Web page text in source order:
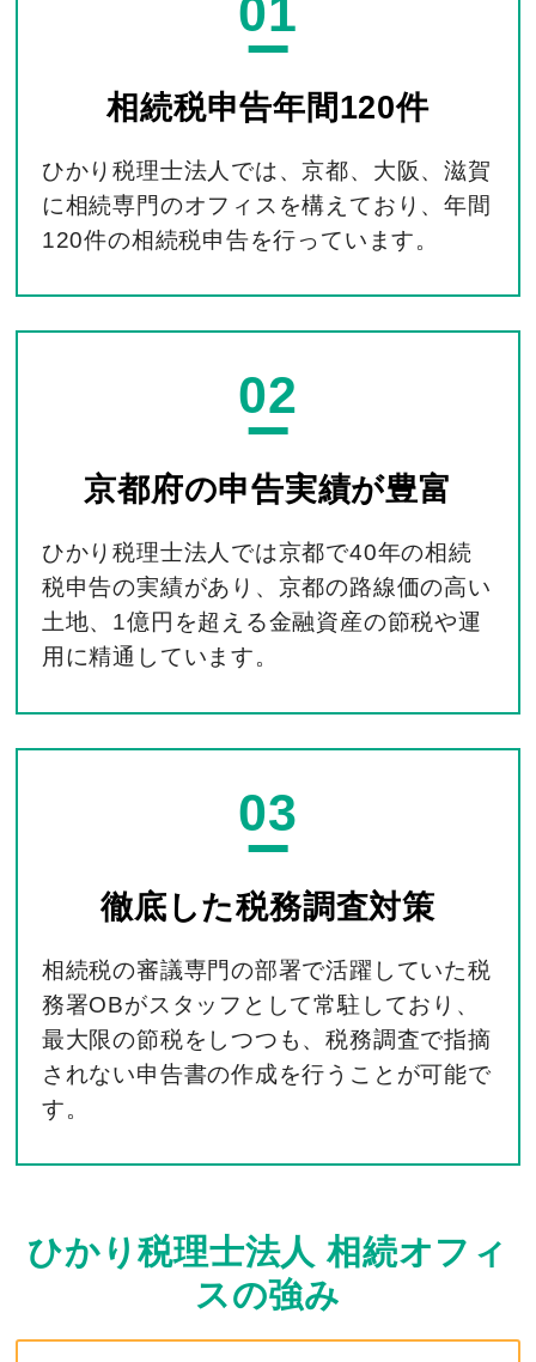
01
相続税申告年間120件
ひかり税理士法人では、京都、大阪、滋賀
に相続専門のオフィスを構えており、年間
120件の相続税申告を行っています。
02
京都府の申告実績が豊富
ひかり税理士法人では京都で40年の相続
税申告の実績があり、京都の路線価の高い
土地、1億円を超える金融資産の節税や運
用に精通しています。
03
徹底した税務調査対策
相続税の審議専門の部署で活躍していた税
務署OBがスタッフとして常駐しており、
最大限の節税をしつつも、税務調査で指摘
されない申告書の作成を行うことが可能で
す。
ひかり税理士法人 相続オフィ
スの強み